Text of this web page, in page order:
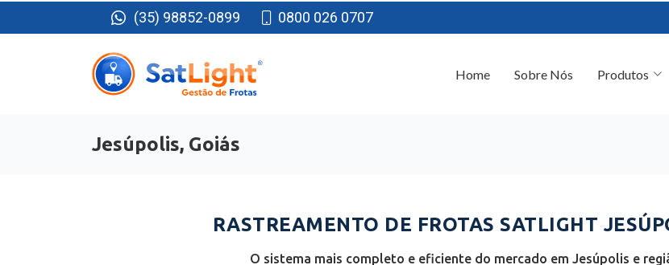
(35) 98852-0899 0800 026 0707
Home Sobre Nós Produtos
Jesúpolis, Goiás
RASTREAMENTO DE FROTAS SATLIGHT
O sistema mais completo e eficiente do mercado em Jesúpolis e